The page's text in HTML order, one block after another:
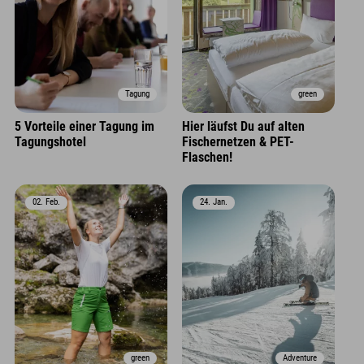
Tagung
5 Vorteile einer Tagung im
Tagungshotel
green
Hier läufst Du auf alten
Fischernetzen & PET-
Flaschen!
green
02. Feb.
Adventure
24. Jan.